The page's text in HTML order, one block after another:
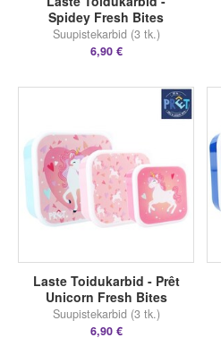
Spidey Fresh Bites
Suupistekarbid (3 tk.)
6,90 €
Laste Toidukarbid - Prêt
Unicorn Fresh Bites
Suupistekarbid (3 tk.)
6,90 €